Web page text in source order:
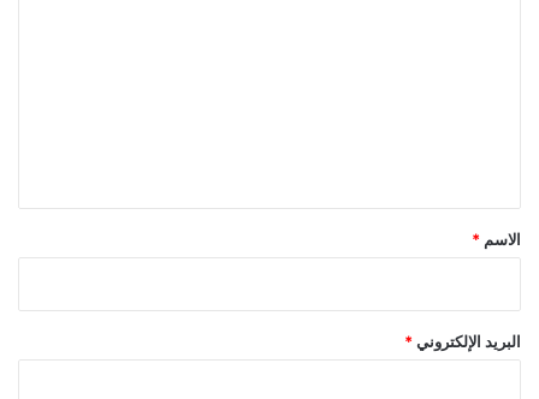
*
الاسم *
البريد الإلكتروني *